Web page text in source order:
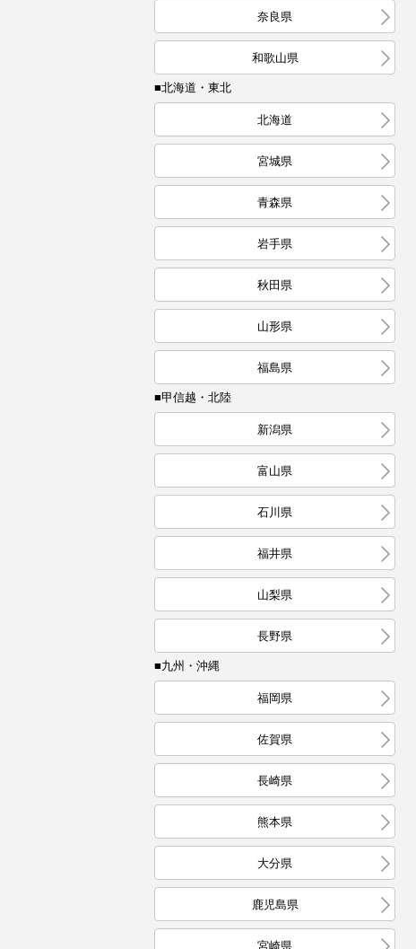
奈良県
和歌山県
■北海道・東北
北海道
宮城県
青森県
岩手県
秋田県
山形県
福島県
■甲信越・北陸
新潟県
富山県
石川県
福井県
山梨県
長野県
■九州・沖縄
福岡県
佐賀県
長崎県
熊本県
大分県
鹿児島県
宮崎県